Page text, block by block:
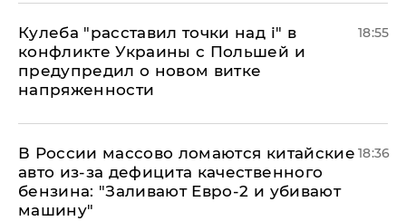
Кулеба "расставил точки над і" в
конфликте Украины с Польшей и
предупредил о новом витке
напряженности
18:55
В России массово ломаются китайские
авто из-за дефицита качественного
бензина: "Заливают Евро-2 и убивают
машину"
18:36